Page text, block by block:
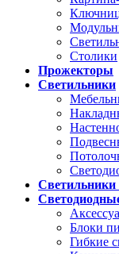
Столики
Прожекторы
Светильники
Светильники
Блоки
Гибкие